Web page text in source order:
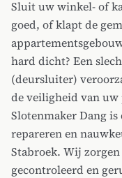
Sluit uw winkel- of
goed, of klapt de
hard dicht? Een
(deursluiter)
de veiligheid van uw
Slotenmaker Dang
repareren en
Stabroek. Wij
gecontroleerd en